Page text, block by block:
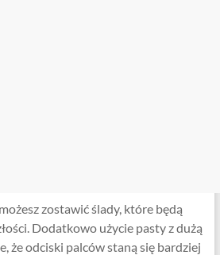
zostawić ślady, które będą
Dodatkowo użycie pasty z dużą
że odciski palców staną się bardziej